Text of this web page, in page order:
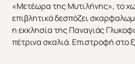
Χριστούγεννα & Πρωτοχρονιά
«Μετέωρα της Μυτιλήνης», το
επιβλητικά δεσπόζει
η εκκλησία της Παναγιάς
πέτρινα σκαλιά. Επιστροφή στο